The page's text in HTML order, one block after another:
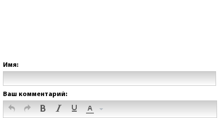
Имя:
Ваш комментарий: